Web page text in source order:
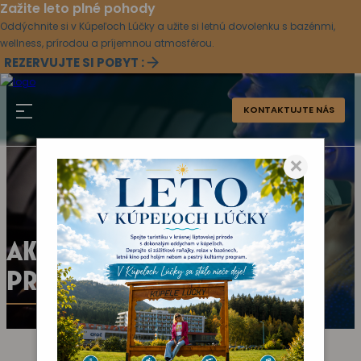
Zažite leto plné pohody
Oddýchnite si v Kúpeľoch Lúčky a užite si letnú dovolenku s bazénmi,
wellness, prírodou a príjemnou atmosférou.
REZERVUJTE SI POBYT :
×
KONTAKTUJTE NÁS
AKTUÁLNY KULTÚRNY
PROGRAM